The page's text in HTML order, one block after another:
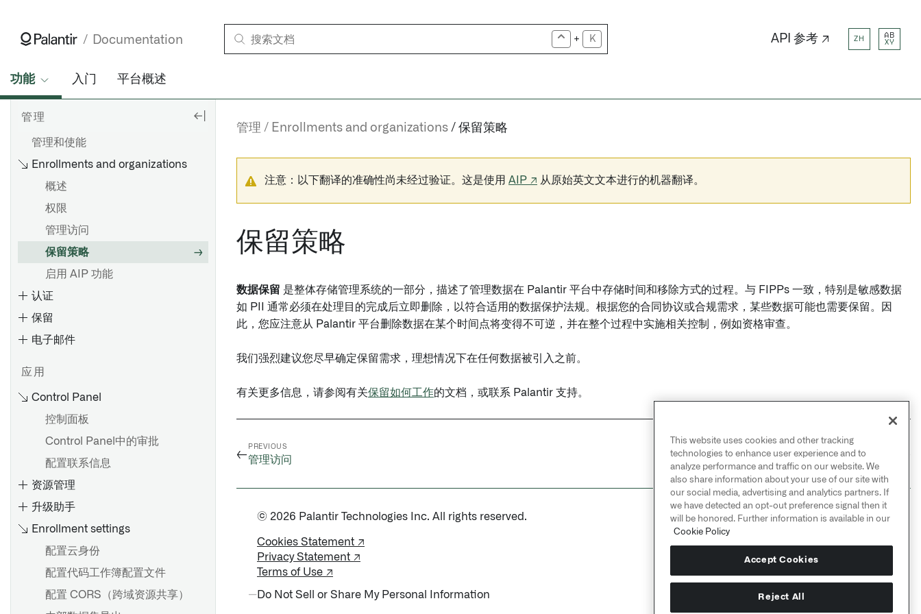
Documentation + K API 参考 ↗ ZH
AB
XY
功能 入门 平台概述
管理
管理和使能
Enrollments and organizations
概述
权限
管理访问
保留策略
启用 AIP 功能
认证
集成
为 Okta 配置 SAML 2.0 集成
为其他身份提供者配置SAML
2.0集成
在控制面板中更新 SAML 提供
保留
电子邮件
应用
Control Panel
控制面板
Control Panel中的审批
配置联系信息
资源管理
升级助手
Enrollment settings
配置云身份
配置代码工作簿配置文件
配置 CORS（跨域资源共享）
管理 Enrollments and organizations 保留策略
注意：以下翻译的准确性尚未经过验证。这是使用 AIP ↗ 从原始英文文本进行的机器翻译。
保留策略
数据保留 是整体存储管理系统的一部分，描述了管理数据在 Palantir 平台中存储时间和移除方式的过程。与 FIPPs 一致，特别是敏感数据
如 PII 通常必须在处理目的完成后立即删除，以符合适用的数据保护法规。根据您的合同协议或合规需求，某些数据可能也需要保留。因
此，您应注意从 Palantir 平台删除数据在某个时间点将变得不可逆，并在整个过程中实施相关控制，例如资格审查。
我们强烈建议您尽早确定保留需求，理想情况下在任何数据被引入之前。
有关更多信息，请参阅有关保留如何工作的文档，或联系 Palantir 支持。
←
PREVIOUS
管理访问 启用 AIP 功能
© 2026 Palantir Technologies Inc. All rights reserved.
Cookies Statement ↗
Privacy Statement ↗
Terms of Use ↗
Do Not Sell or Share My Personal Information
This website uses cookies and other tracking
technologies to enhance user experience and to
analyze performance and traffic on our website. We
also share information about your use of our site with
our social media, advertising and analytics partners. If
we have detected an opt-out preference signal then it
will be honored. Further information is available in our
Cookie Policy
Accept Cookies
Reject All